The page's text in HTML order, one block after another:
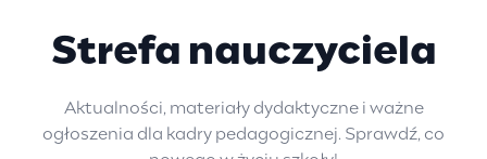
Strefa nauczyciela
Aktualności, materiały dydaktyczne i ważne
ogłoszenia dla kadry pedagogicznej. Sprawdź, co